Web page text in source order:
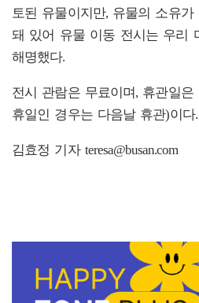
토된 유물이지만, 유물의 소유
돼 있어 유물 이동 전시는 우리
해명했다.
전시 관람은 무료이며, 휴관일
휴일인 경우는 다음날 휴관)이다.
김효정 기자 teresa@busan.com